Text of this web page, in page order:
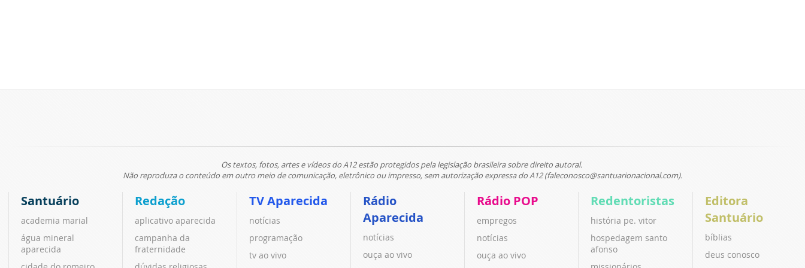
Os textos, fotos, artes e vídeos do A12 estão protegidos pela legislação brasileira sobre direito autoral.
Não reproduza o conteúdo em outro meio de comunicação, eletrônico ou impresso, sem autorização expressa do A12 (faleconosco@santuarionacional.com).
Santuário
academia marial
água mineral
aparecida
Redação
aplicativo aparecida
campanha da
fraternidade
TV Aparecida
notícias
programação
tv ao vivo
Rádio
Aparecida
notícias
ouça ao vivo
Rádio POP
empregos
notícias
ouça ao vivo
Redentoristas
história pe. vitor
hospedagem santo
afonso
Editora
Santuário
bíblias
deus conosco